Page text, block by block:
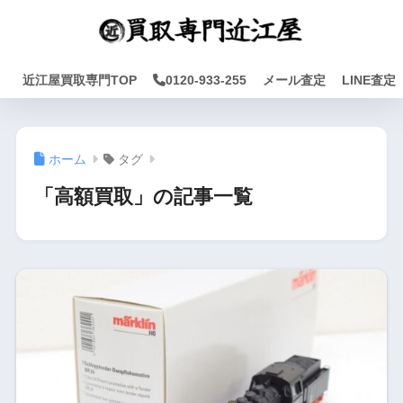
近江屋買取専門TOP 0120-933-255 メール査定 LINE査定
ホーム タグ
「高額買取」の記事一覧